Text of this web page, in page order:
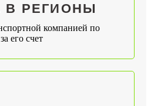
В РЕГИОНЫ
компанией по
его счет